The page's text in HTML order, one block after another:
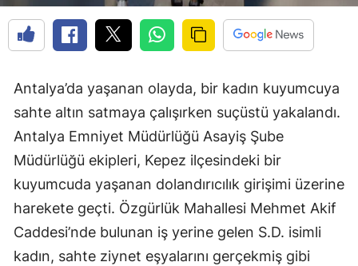
Antalya’da yaşanan olayda, bir kadın kuyumcuya
sahte altın satmaya çalışırken suçüstü yakalandı.
Antalya Emniyet Müdürlüğü Asayiş Şube
Müdürlüğü ekipleri, Kepez ilçesindeki bir
kuyumcuda yaşanan dolandırıcılık girişimi üzerine
harekete geçti. Özgürlük Mahallesi Mehmet Akif
Caddesi’nde bulunan iş yerine gelen S.D. isimli
kadın, sahte ziynet eşyalarını gerçekmiş gibi